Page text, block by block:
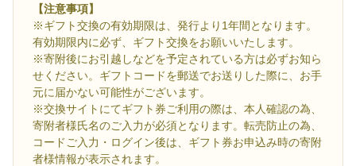
【注意事項】
※ギフト交換の有効期限は、発行より1年間となります。
有効期限内に必ず、ギフト交換をお願いいたします。
※寄附後にお引越しなどを予定されている方は必ずお知ら
せください。ギフトコードを郵送でお送りした際に、お手
元に届かない可能性がございます。
※交換サイトにてギフト券ご利用の際は、本人確認の為、
寄附者様氏名のご入力が必須となります。転売防止の為、
コードご入力・ログイン後は、ギフト券お申込み時の寄附
者様情報が表示されます。